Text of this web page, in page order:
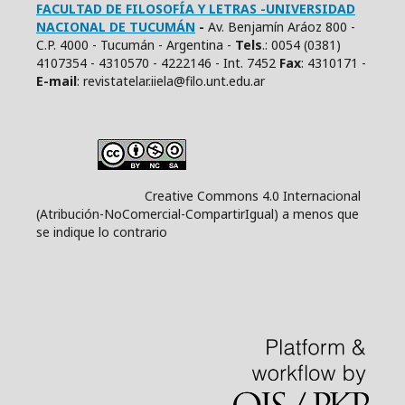
FACULTAD DE FILOSOFÍA Y LETRAS -UNIVERSIDAD
NACIONAL DE TUCUMÁN - Av. Benjamín Aráoz 800 -
C.P. 4000 - Tucumán - Argentina - Tels.: 0054 (0381)
4107354 - 4310570 - 4222146 - Int. 7452 Fax: 4310171 -
E-mail: revistatelar.iiela@filo.unt.edu.ar
Creative Commons 4.0 Internacional
(Atribución-NoComercial-CompartirIgual) a menos que
se indique lo contrario